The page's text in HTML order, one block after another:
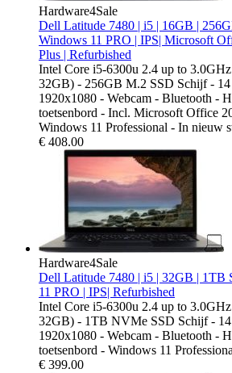
Hardware4Sale
Dell Latitude 7480 | i5 | 16GB |
Windows 11 PRO | IPS| Microsoft
Plus | Refurbished
Intel Core i5-6300u 2.4 up to
32GB) - 256GB M.2 SSD Schijf -
1920x1080 - Webcam - Bluetooth -
toetsenbord - Incl. Microsoft Office
Windows 11 Professional - In nieuw
€ 408.00
Hardware4Sale
Dell Latitude 7480 | i5 | 32GB | 1TB
11 PRO | IPS| Refurbished
Intel Core i5-6300u 2.4 up to
32GB) - 1TB NVMe SSD Schijf -
1920x1080 - Webcam - Bluetooth -
toetsenbord - Windows 11
€ 399.00